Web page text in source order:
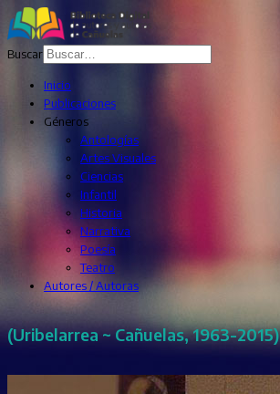
Buscar
Inicio
Publicaciones
Géneros
Antologías
Artes Visuales
Ciencias
Infantil
Historia
Narrativa
Poesía
Teatro
Autores / Autoras
(Uribelarrea ~ Cañuelas, 1963-2015)